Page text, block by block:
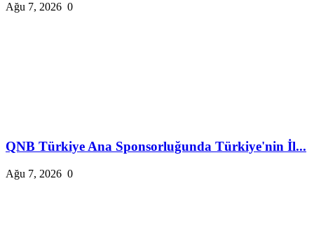
Ağu 7, 2026 0
QNB Türkiye Ana Sponsorluğunda Türkiye'nin İl...
Ağu 7, 2026 0